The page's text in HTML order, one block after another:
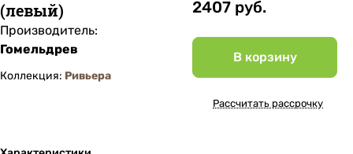
(левый)
Производитель:
Гомельдрев
Коллекция: Ривьера
2407 руб.
В корзину
Рассчитать рассрочку